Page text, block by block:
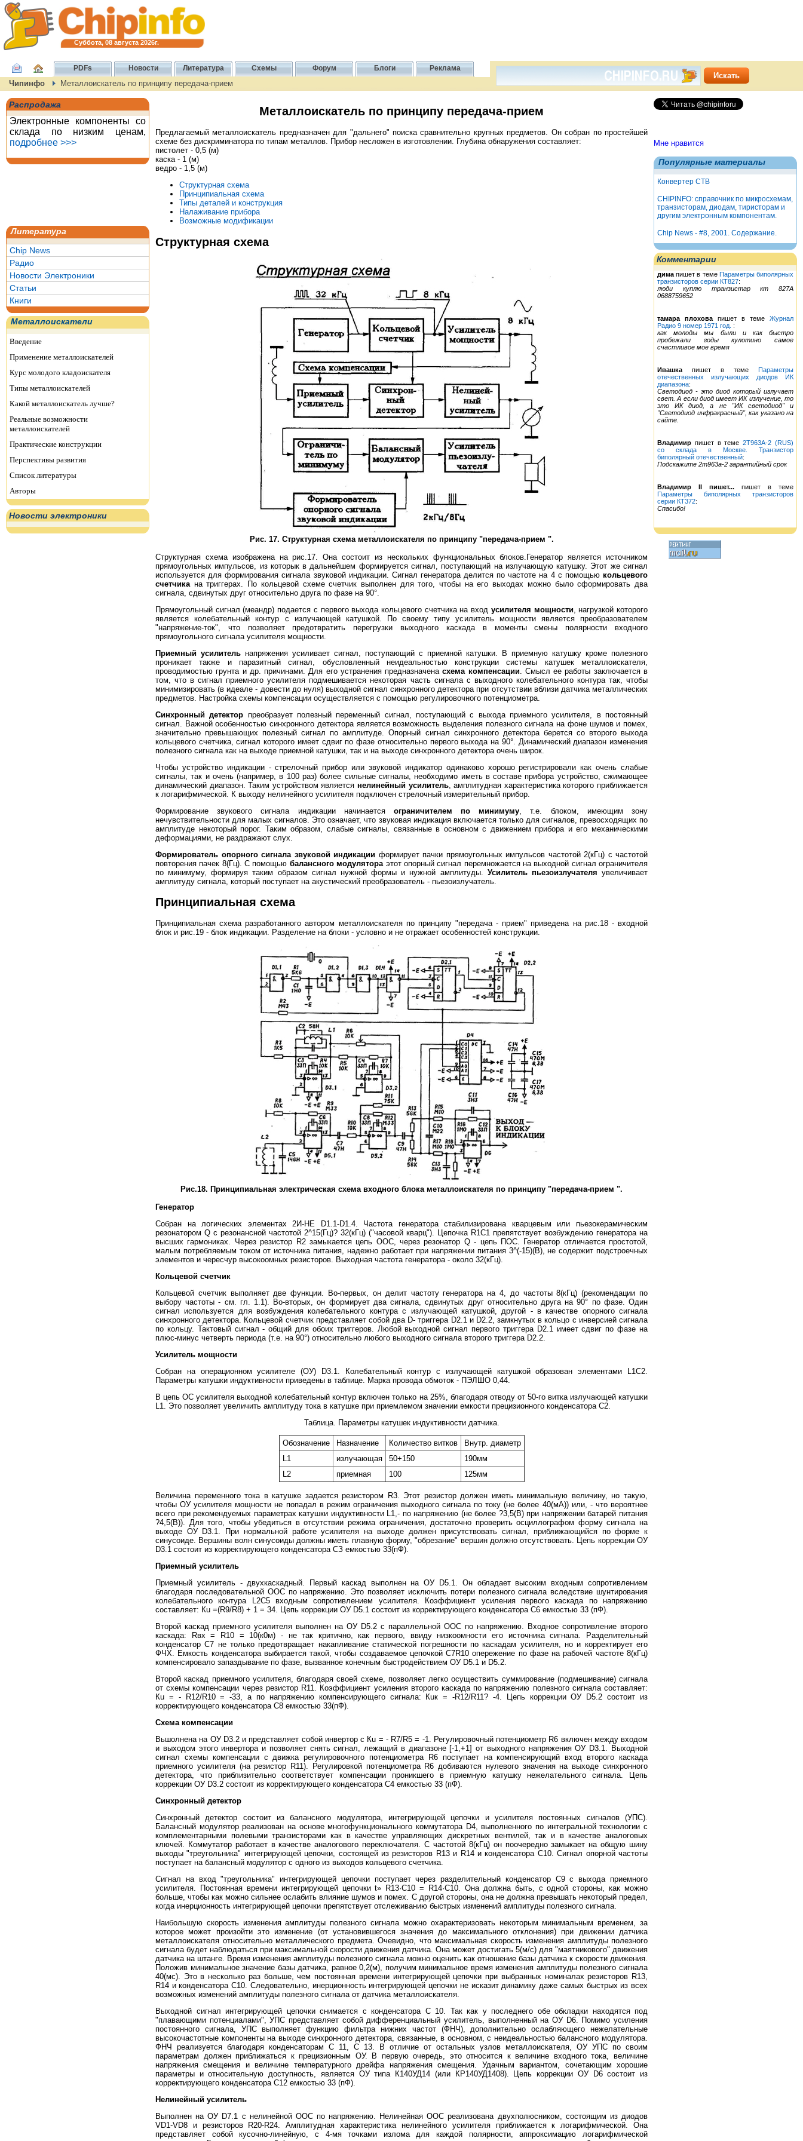
Суббота, 08 августа 2026г.
PDFs Новости Литература Схемы Форум Блоги Реклама
Чипинфо Металлоискатель по принципу передача-прием
Распродажа
Электронные компоненты со
склада по низким ценам,
подробнее >>>
Литература
Chip News
Радио
Новости Электроники
Статьи
Книги
Металлоискатели
Введение
Применение металлоискателей
Курс молодого кладоискателя
Типы металлоискателей
Какой металлоискатель лучше?
Реальные возможности
металлоискателей
Практические конструкции
Перспективы развития
Список литературы
Авторы
Новости электроники
Мне нравится
Популярные материалы
Конвертер СТВ
CHIPINFO: справочник по микросхемам,
транзисторам, диодам, тиристорам и
другим электронным компонентам.
Chip News - #8, 2001. Содержание.
Комментарии
дима пишет в теме Параметры биполярных
транзисторов серии КТ827:
люди куплю транзистар кт 827А
0688759652
тамара плохова пишет в теме Журнал
Радио 9 номер 1971 год. :
как молоды мы были и как быстро
пробежали годы кулотино самое
счастливое мое время
Ивашка пишет в теме Параметры
отечественных излучающих диодов ИК
диапазона:
Светодиод - это диод который излучает
свет. А если диод имеет ИК излучение, то
это ИК диод, а не "ИК светодиод" и
"Светодиод инфракрасный", как указано на
сайте.
Владимир пишет в теме2Т963А-2 (RUS)
со склада в Москве. Транзистор
биполярный отечественный:
Подскажите 2т963а-2 гарантийный срок
Владимир II пишет... пишет в теме
Параметры биполярных транзисторов
серии КТ372:
Спасибо!
Металлоискатель по принципу передача-прием
Предлагаемый металлоискатель предназначен для "дальнего" поиска сравнительно крупных предметов. Он собран по простейшей
схеме без дискриминатора по типам металлов. Прибор несложен в изготовлении. Глубина обнаружения составляет:
пистолет - 0,5 (м)
каска - 1 (м)
ведро - 1,5 (м)
Структурная схема
Принципиальная схема
Типы деталей и конструкция
Налаживание прибора
Возможные модификации
Структурная схема
Рис. 17. Структурная схема металлоискателя по принципу "передача-прием ".
Структурная схема изображена на рис.17. Она состоит из нескольких функциональных блоков.Генератор является источником
прямоугольных импульсов, из которык в дальнейшем формируется сигнал, поступающий на излучающую катушку. Этот же сигнал
используется для формирования сигнала звуковой индикации. Сигнал генератора делится по частоте на 4 с помощью кольцевого
счетчика на триггерах. По кольцевой схеме счетчик выполнен для того, чтобы на его выходах можно было сформировать два
сигнала, сдвинутых друг относительно друга по фазе на 90°.
Прямоугольный сигнал (меандр) подается с первого выхода кольцевого счетчика на вход усилителя мощности, нагрузкой которого
является колебательный контур с излучающей катушкой. По своему типу усилитель мощности является преобразователем
"напряжение-ток", что позволяет предотвратить перегрузки выходного каскада в моменты смены полярности входного
прямоугольного сигнала усилителя мощности.
Приемный усилитель напряжения усиливает сигнал, поступающий с приемной катушки. В приемную катушку кроме полезного
проникает также и паразитный сигнал, обусловленный неидеальностью конструкции системы катушек металлоискателя,
проводимостью грунта и др. причинами. Для его устранения предназначенасхема компенсации. Смысл ее работы заключается в
том, что в сигнал приемного усилителя подмешивается некоторая часть сигнала с выходного колебательного контура так, чтобы
минимизировать (в идеале - довести до нуля) выходной сигнал синхронного детектора при отсутствии вблизи датчика металлических
предметов. Настройка схемы компенсации осуществляется с помощью регулировочного потенциометра.
Синхронный детектор преобразует полезный переменный сигнал, поступающий с выхода приемного усилителя, в постоянный
сигнал. Важной особенностью синхронного детектора является возможность выделения полезного сигнала на фоне шумов и помех,
значительно превышающих полезный сигнал по амплитуде. Опорный сигнал синхронного детектора берется со второго выхода
кольцевого счетчика, сигнал которого имеет сдвиг по фазе относительно первого выхода на 90°. Динамический диапазон изменения
полезного сигнала как на выходе приемной катушки, так и на выходе синхронного детектора очень широк.
Чтобы устройство индикации - стрелочный прибор или звуковой индикатор одинаково хорошо регистрировали как очень слабые
сигналы, так и очень (например, в 100 раз) более сильные сигналы, необходимо иметь в составе прибора устройство, сжимающее
динамический диапазон. Таким устройством является нелинейный усилитель, амплитудная характеристика которого приближается
к логарифмической. К выходу нелинейного усилителя подключен стрелочный измерительный прибор.
Формирование звукового сигнала индикации начинается ограничителем по минимуму , т.е. блоком, имеющим зону
нечувствительности для малых сигналов. Это означает, что звуковая индикация включается только для сигналов, превосходящих по
амплитуде некоторый порог. Таким образом, слабые сигналы, связанные в основном с движением прибора и его механическими
деформациями, не раздражают слух.
Формирователь опорного сигнала звуковой индикации формирует пачки прямоугольных импульсов частотой 2(кГц) с частотой
повторения пачек 8(Гц). С помощью балансного модулятора этот опорный сигнал перемножается на выходной сигнал ограничителя
по минимуму, формируя таким образом сигнал нужной формы и нужной амплитуды. Усилитель пьезоизлучателя увеличивает
амплитуду сигнала, который поступает на акустический преобразователь - пьезоизлучатель.
Принципиальная схема
Принципиальная схема разработанного автором металлоискателя по принципу "передача - прием" приведена на рис.18 - входной
блок и рис.19 - блок индикации. Разделение на блоки - условно и не отражает особенностей конструкции.
Рис.18. Принципиальная электрическая схема входного блока металлоискателя по принципу "передача-прием ".
Генератор
Собран на логических элементах 2И-НЕ D1.1-D1.4. Частота генератора стабилизирована кварцевым или пьезокерамическим
резонатором Q с резонансной частотой 2^15(Гц)? 32(кГц) ("часовой кварц"). Цепочка R1C1 препятствует возбуждению генератора на
высших гармониках. Через резистор R2 замыкается цепь ООС, через резонатор Q - цепь ПОС. Генератор отличается простотой,
малым потребляемым током от источника питания, надежно работает при напряжении питания 3^(-15)(В), не содержит подстроечных
элементов и чересчур высокоомных резисторов. Выходная частота генератора - около 32(кГц).
Кольцевой счетчик
Кольцевой счетчик выполняет две функции. Во-первых, он делит частоту генератора на 4, до частоты 8(кГц) (рекомендации по
выбору частоты - см. гл. 1.1). Во-вторых, он формирует два сигнала, сдвинутых друг относительно друга на 90° по фазе. Один
сигнал используется для возбуждения колебательного контура с излучающей катушкой, другой - в качестве опорного сигнала
синхронного детектора. Кольцевой счетчик представляет собой два D- триггера D2.1 и D2.2, замкнутых в кольцо с инверсией сигнала
по кольцу. Тактовый сигнал - общий для обоих триггеров. Любой выходной сигнал первого триггера D2.1 имеет сдвиг по фазе на
плюс-минус четверть периода (т.е. на 90°) относительно любого выходного сигнала второго триггера D2.2.
Усилитель мощности
Собран на операционном усилителе (ОУ) D3.1. Колебательный контур с излучающей катушкой образован элементами L1C2.
Параметры катушки индуктивности приведены в таблице. Марка провода обмоток - ПЭЛШО 0,44.
В цепь ОС усилителя выходной колебательный контур включен только на 25%, благодаря отводу от 50-го витка излучающей катушки
L1. Это позволяет увеличить амплитуду тока в катушке при приемлемом значении емкости прецизионного конденсатора С2.
Таблица. Параметры катушек индуктивности датчика.
Обозначение Назначение Количество витков
Внутр. диаметр
L1
излучающая 50+150
190мм
L2
приемная 100 125мм
Величина переменного тока в катушке задается резистором R3. Этот резистор должен иметь минимальную величину, но такую,
чтобы ОУ усилителя мощности не попадал в режим ограничения выходного сигнала по току (не более 40(мА)) или, - что вероятнее
всего при рекомендуемых параметрах катушки индуктивности L1,- по напряжению (не более ?3,5(В) при напряжении батарей питания
?4,5(В)). Для того, чтобы убедиться в отсутствии режима ограничения, достаточно проверить осциллографом форму сигнала на
выходе ОУ D3.1. При нормальной работе усилителя на выходе должен присутствовать сигнал, приближающийся по форме к
синусоиде. Вершины волн синусоиды должны иметь плавную форму, "обрезание" вершин должно отсутствовать. Цепь коррекции ОУ
D3.1 состоит из корректирующего конденсатора СЗ емкостью 33(пФ).
Приемный усилитель
Приемный усилитель - двухкаскадный. Первый каскад выполнен на ОУ D5.1. Он обладает высоким входным сопротивлением
благодаря последовательной ООС по напряжению. Это позволяет исключить потери полезного сигнала вследствие шунтирования
колебательного контура L2C5 входным сопротивлением усилителя. Коэффициент усиления первого каскада по напряжению
составляет: Кu =(R9/R8) + 1 = 34. Цепь коррекции ОУ D5.1 состоит из корректирующего конденсатора С6 емкостью 33 (пФ).
Второй каскад приемного усилителя выполнен на ОУ D5.2 с параллельной ООС по напряжению. Входное сопротивление второго
каскада: Rвх = R10 = 10(к0м) - не так критично, как первого, ввиду низкоомности его источника сигнала. Разделительный
конденсатор С7 не только предотвращает накапливание статической погрешности по каскадам усилителя, но и корректирует его
ФЧХ. Емкость конденсатора выбирается такой, чтобы создаваемое цепочкой C7R10 опережение по фазе на рабочей частоте 8(кГц)
компенсировало запаздывание по фазе, вызванное конечным быстродействием ОУ D5.1 и D5.2.
Второй каскад приемного усилителя, благодаря своей схеме, позволяет легко осуществить суммирование (подмешивание) сигнала
от схемы компенсации через резистор R11. Коэффициент усиления второго каскада по напряжению полезного сигнала составляет:
Кu = - R12/R10 = -33, а по напряжению компенсирующего сигнала: Кuк = -R12/R11? -4. Цепь коррекции ОУ D5.2 состоит из
корректирующего конденсатора С8 емкостью 33(пФ).
Схема компенсации
Вьшолнена на ОУ D3.2 и представляет собой инвертор с Кu = - R7/R5 = -1. Регулировочный потенциометр R6 включен между входом
и выходом этого инвертора и позволяет снять сигнал, лежащий в диапазоне [-1,+1] от выходного напряжения ОУ D3.1. Выходной
сигнал схемы компенсации с движка регулировочного потенциометра R6 поступает на компенсирующий вход второго каскада
приемного усилителя (на резистор R11). Регулировкой потенциометра R6 добиваются нулевого значения на выходе синхронного
детектора, что приблизительно соответствует компенсации проникшего в приемную катушку нежелательного сигнала. Цепь
коррекции ОУ D3.2 состоит из корректирующего конденсатора С4 емкостью 33 (пФ).
Синхронный детектор
Синхронный детектор состоит из балансного модулятора, интегрирующей цепочки и усилителя постоянных сигналов (УПС).
Балансный модулятор реализован на основе многофункционального коммутатора D4, выполненного по интегральной технологии с
комплементарными полевыми транзисторами как в качестве управляющих дискретных вентилей, так и в качестве аналоговых
ключей. Коммутатор работает в качестве аналогового переключателя. С частотой 8(кГц) он поочередно замыкает на общую шину
выходы "треугольника" интегрирующей цепочки, состоящей из резисторов R13 и R14 и конденсатора С10. Сигнал опорной частоты
поступает на балансный модулятор с одного из выходов кольцевого счетчика.
Сигнал на вход "треугольника" интегрирующей цепочки поступает через разделительный конденсатор С9 с выхода приемного
усилителя. Постоянная времени интегрирующей цепочки t» R13·C10 = R14·C10. Она должна быть, с одной стороны, как можно
больше, чтобы как можно сильнее ослабить влияние шумов и помех. С другой стороны, она не должна превышать некоторый предел,
когда инерционность интегрирующей цепочки препятствует отслеживанию быстрых изменений амплитуды полезного сигнала.
Наибольшую скорость изменения амплитуды полезного сигнала можно охарактеризовать некоторым минимальным временем, за
которое может произойти это изменение (от установившегося значения до максимального отклонения) при движении датчика
металлоискателя относительно металлического предмета. Очевидно, что максимальная скорость изменения амплитуды полезного
сигнала будет наблюдаться при максимальной скорости движения датчика. Она может достигать 5(м/с) для "маятникового" движения
датчика на штанге. Время изменения амплитуды полезного сигнала можно оценить как отношение базы датчика к скорости движения.
Положив минимальное значение базы датчика, равное 0,2(м), получим минимальное время изменения амплитуды полезного сигнала
40(мс). Это в несколько раз больше, чем постоянная времени интегрирующей цепочки при выбранных номиналах резисторов R13,
R14 и конденсатора С10. Следовательно, инерционность интегрирующей цепочки не исказит динамику даже самых быстрых из всех
возможных изменений амплитуды полезного сигнала от датчика металлоискателя.
Выходной сигнал интегрирующей цепочки снимается с конденсатора С 10. Так как у последнего обе обкладки находятся под
"плавающими потенциалами", УПС представляет собой дифференциальный усилитель, выполненный на ОУ D6. Помимо усиления
постоянного сигнала, УПС выполняет функцию фильтра нижних частот (ФНЧ), дополнительно ослабляющего нежелательные
высокочастотные компоненты на выходе синхронного детектора, связанные, в основном, с неидеальностью балансного модулятора.
ФНЧ реализуется благодаря конденсаторам С 11, С 13. В отличие от остальных узлов металлоискателя, ОУ УПС по своим
параметрам должен приближаться к прецизионным ОУ. В первую очередь, это относится к величине входного тока, величине
напряжения смещения и величине температурного дрейфа напряжения смещения. Удачным вариантом, сочетающим хорошие
параметры и относительную доступность, является ОУ типа К140УД14 (или КР140УД1408). Цепь коррекции ОУ D6 состоит из
корректирующего конденсатора С12 емкостью 33 (пФ).
Нелинейный усилитель
Выполнен на ОУ D7.1 с нелинейной ООС по напряжению. Нелинейная ООС реализована двухполюсником, состоящим из диодов
VD1-VD8 и резисторов R20-R24. Амплитудная характеристика нелинейного усилителя приближается к логарифмической. Она
представляет собой кусочно-линейную, с 4-мя точками излома для каждой полярности, аппроксимацию логарифмической